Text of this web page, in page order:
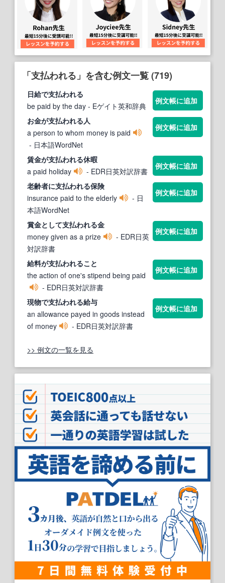
「支払われる」を含む例文一覧 (719)
日給で支払われる
be paid by the day - Eゲイト英和辞典
例文帳に追加
お金が支払われる 人
a person to whom money is paid
- 日本語WordNet
例文帳に追加
賃金が支払われる休暇
a paid holiday
- EDR日英対訳辞書
例文帳に追加
老齢者に支払われる保険
insurance paid to the elderly
- 日
本語WordNet
例文帳に追加
賞金として支払われる金
money given as a prize
- EDR日英
対訳辞書
例文帳に追加
給料が支払われること
the action of one's stipend being paid
- EDR日英対訳辞書
例文帳に追加
現物で支払われる給与
an allowance payed in goods instead
of money
- EDR日英対訳辞書
例文帳に追加
>> 例文の一覧を見る